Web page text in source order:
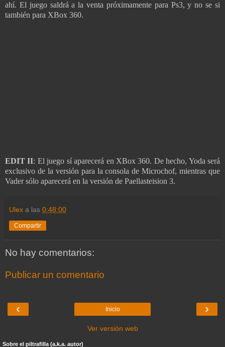
ahí. El juego saldrá a la venta próximamente para Ps3, y no se si
también para XBox 360.
EDIT II: El juego sí aparecerá en XBox 360. De hecho, Yoda será
exclusivo de la versión para la consola de Microchof, mientras que
Vader sólo aparecerá en la versión de Paellasteision 3.
Ulex a las 0:48:00
Compartir
No hay comentarios:
Publicar un comentario
‹ ›
Inicio
Ver versión web
Sobre el piltrafilla (a.k.a. autor)